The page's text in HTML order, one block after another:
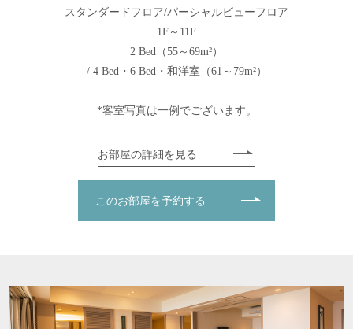
スタンダードフロア/パーシャルビューフロア
1F～11F
2 Bed（55～69m²）
/ 4 Bed・6 Bed・和洋室（61～79m²）
*客室写真は一例でございます。
お部屋の詳細を見る
このお部屋を予約する